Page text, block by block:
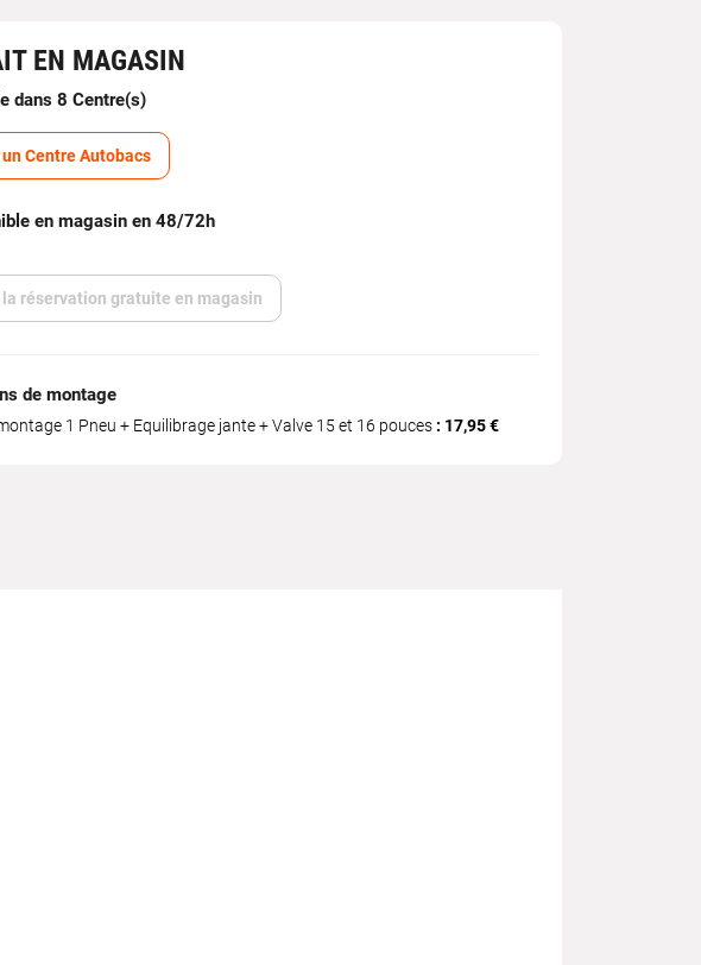
EN MAGASIN
dans 8 Centre(s)
Centre Autobacs
en magasin en 48/72h
la réservation gratuite en magasin
de montage
1 Pneu + Equilibrage jante + Valve 15 et 16 pouces : 17,95 €